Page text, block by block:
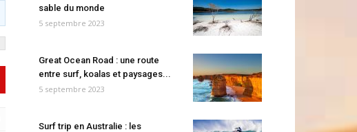
sable du monde
5 septembre 2023
Great Ocean Road : une route
entre surf, koalas et paysages...
5 septembre 2023
Surf trip en Australie : les